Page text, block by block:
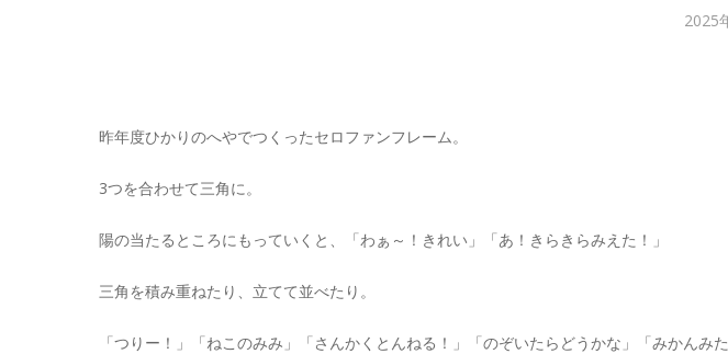
2025
昨年度ひかりのへやでつくったセロファンフレーム。
3つを合わせて三角に。
陽の当たるところにもっていくと、「わぁ～！きれい」「あ！きらきらみえた！」
三角を積み重ねたり、立てて並べたり。
「つりー！」「ねこのみみ」「さんかくとんねる！」「のぞいたらどうかな」「みかんみ